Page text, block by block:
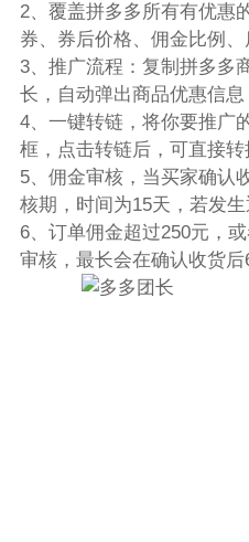
2、覆盖拼多多所有有优惠
券、券后价格、佣金比例、
3、推广流程：复制拼多多
长，自动弹出商品优惠信息
4、一键转链，将你要推广
框，点击转链后，可直接转
5、佣金审核，当买家确认
核期，时间为15天，若发生
6、订单佣金超过250元，
审核，最长会在确认收货后